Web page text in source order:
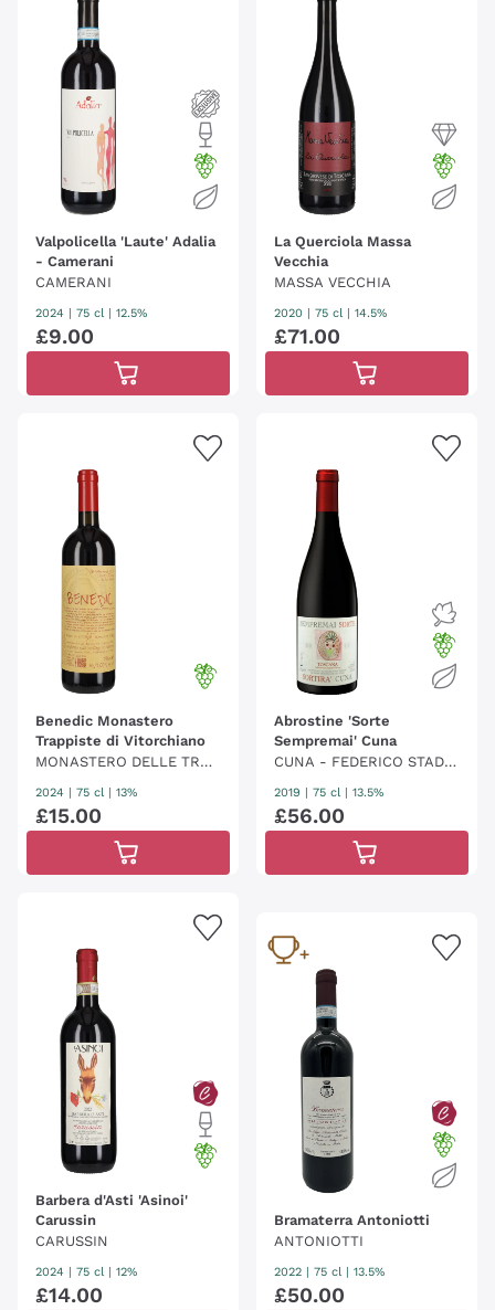
Valpolicella 'Laute' Adalia
- Camerani
CAMERANI
2024 75 cl | 12.5%
£9.00
La Querciola Massa
Vecchia
MASSA VECCHIA
2020 75 cl | 14.5%
£71.00
Benedic Monastero
Trappiste di Vitorchiano
MONASTERO DELLE TRAP
PISTE DI VITORCHIANO
2024 75 cl | 13%
£15.00
Abrostine 'Sorte
Sempremai' Cuna
CUNA - FEDERICO STADE
RINI
2019 75 cl | 13.5%
£56.00
Barbera d'Asti 'Asinoi'
Carussin
CARUSSIN
2024 75 cl | 12%
£14.00
Bramaterra Antoniotti
ANTONIOTTI
2022 75 cl | 13.5%
£50.00